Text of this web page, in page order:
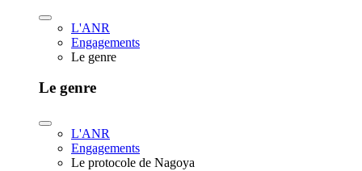
L'ANR
Engagements
Le genre
Le genre
L'ANR
Engagements
Le protocole de Nagoya